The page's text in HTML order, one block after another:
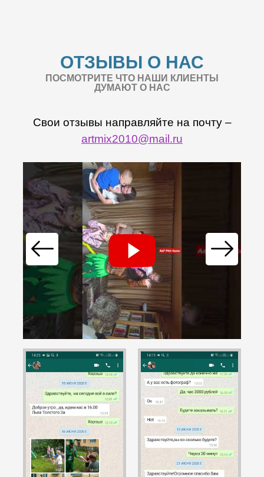
ОТЗЫВЫ О НАС
ПОСМОТРИТЕ ЧТО НАШИ КЛИЕНТЫ
ДУМАЮТ О НАС
Свои отзывы направляйте на почту –
artmix2010@mail.ru